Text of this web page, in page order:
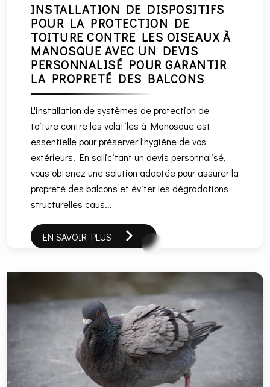
INSTALLATION DE DISPOSITIFS
POUR LA PROTECTION DE
TOITURE CONTRE LES OISEAUX À
MANOSQUE AVEC UN DEVIS
PERSONNALISÉ POUR GARANTIR
LA PROPRETÉ DES BALCONS
L'installation de systèmes de protection de
toiture contre les volatiles à Manosque est
essentielle pour préserver l'hygiène de vos
extérieurs. En sollicitant un devis personnalisé,
vous obtenez une solution adaptée pour assurer la
propreté des balcons et éviter les dégradations
structurelles caus...
EN SAVOIR PLUS